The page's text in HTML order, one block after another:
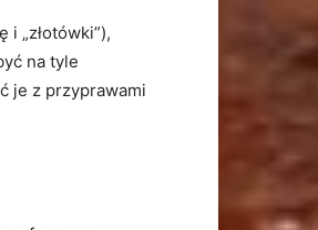
„złotówki”),
na tyle
je z przyprawami